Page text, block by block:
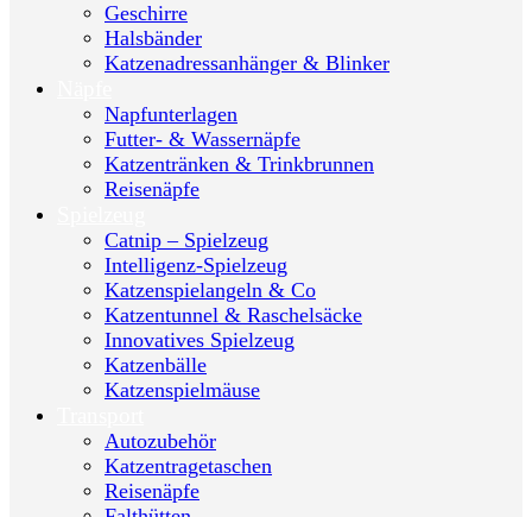
Geschirre
Halsbänder
Katzenadressanhänger & Blinker
Napfunterlagen
Futter- & Wassernäpfe
Katzentränken & Trinkbrunnen
Reisenäpfe
Catnip – Spielzeug
Intelligenz-Spielzeug
Katzenspielangeln & Co
Katzentunnel & Raschelsäcke
Innovatives Spielzeug
Katzenbälle
Katzenspielmäuse
Autozubehör
Katzentragetaschen
Reisenäpfe